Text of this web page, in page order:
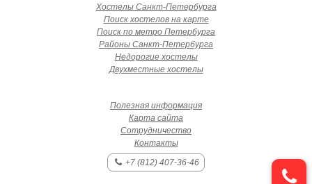
Хостелы Санкт-Петербурга
Поиск хостелов на карте
Поиск по метро Петербурга
Районы Санкт-Петербурга
Недорогие хостелы
Двухместные хостелы
Полезная информация
Карта сайта
Сотрудничество
Контакты
+7 (812) 407-36-46